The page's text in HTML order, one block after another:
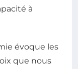
à
évoque les
que nous